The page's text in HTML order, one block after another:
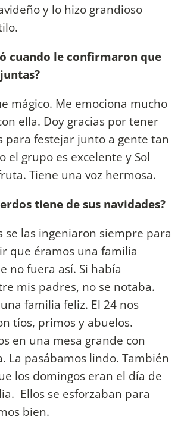
y lo hizo grandioso
cuando le confirmaron que
mágico. Me emociona mucho
ella. Doy gracias por tener
para festejar junto a gente tan
el grupo es excelente y Sol
Tiene una voz hermosa.
tiene de sus navidades?
se las ingeniaron siempre para
que éramos una familia
no fuera así. Si había
mis padres, no se notaba.
familia feliz. El 24 nos
tíos, primos y abuelos.
en una mesa grande con
La pasábamos lindo. También
los domingos eran el día de
Ellos se esforzaban para
bien.